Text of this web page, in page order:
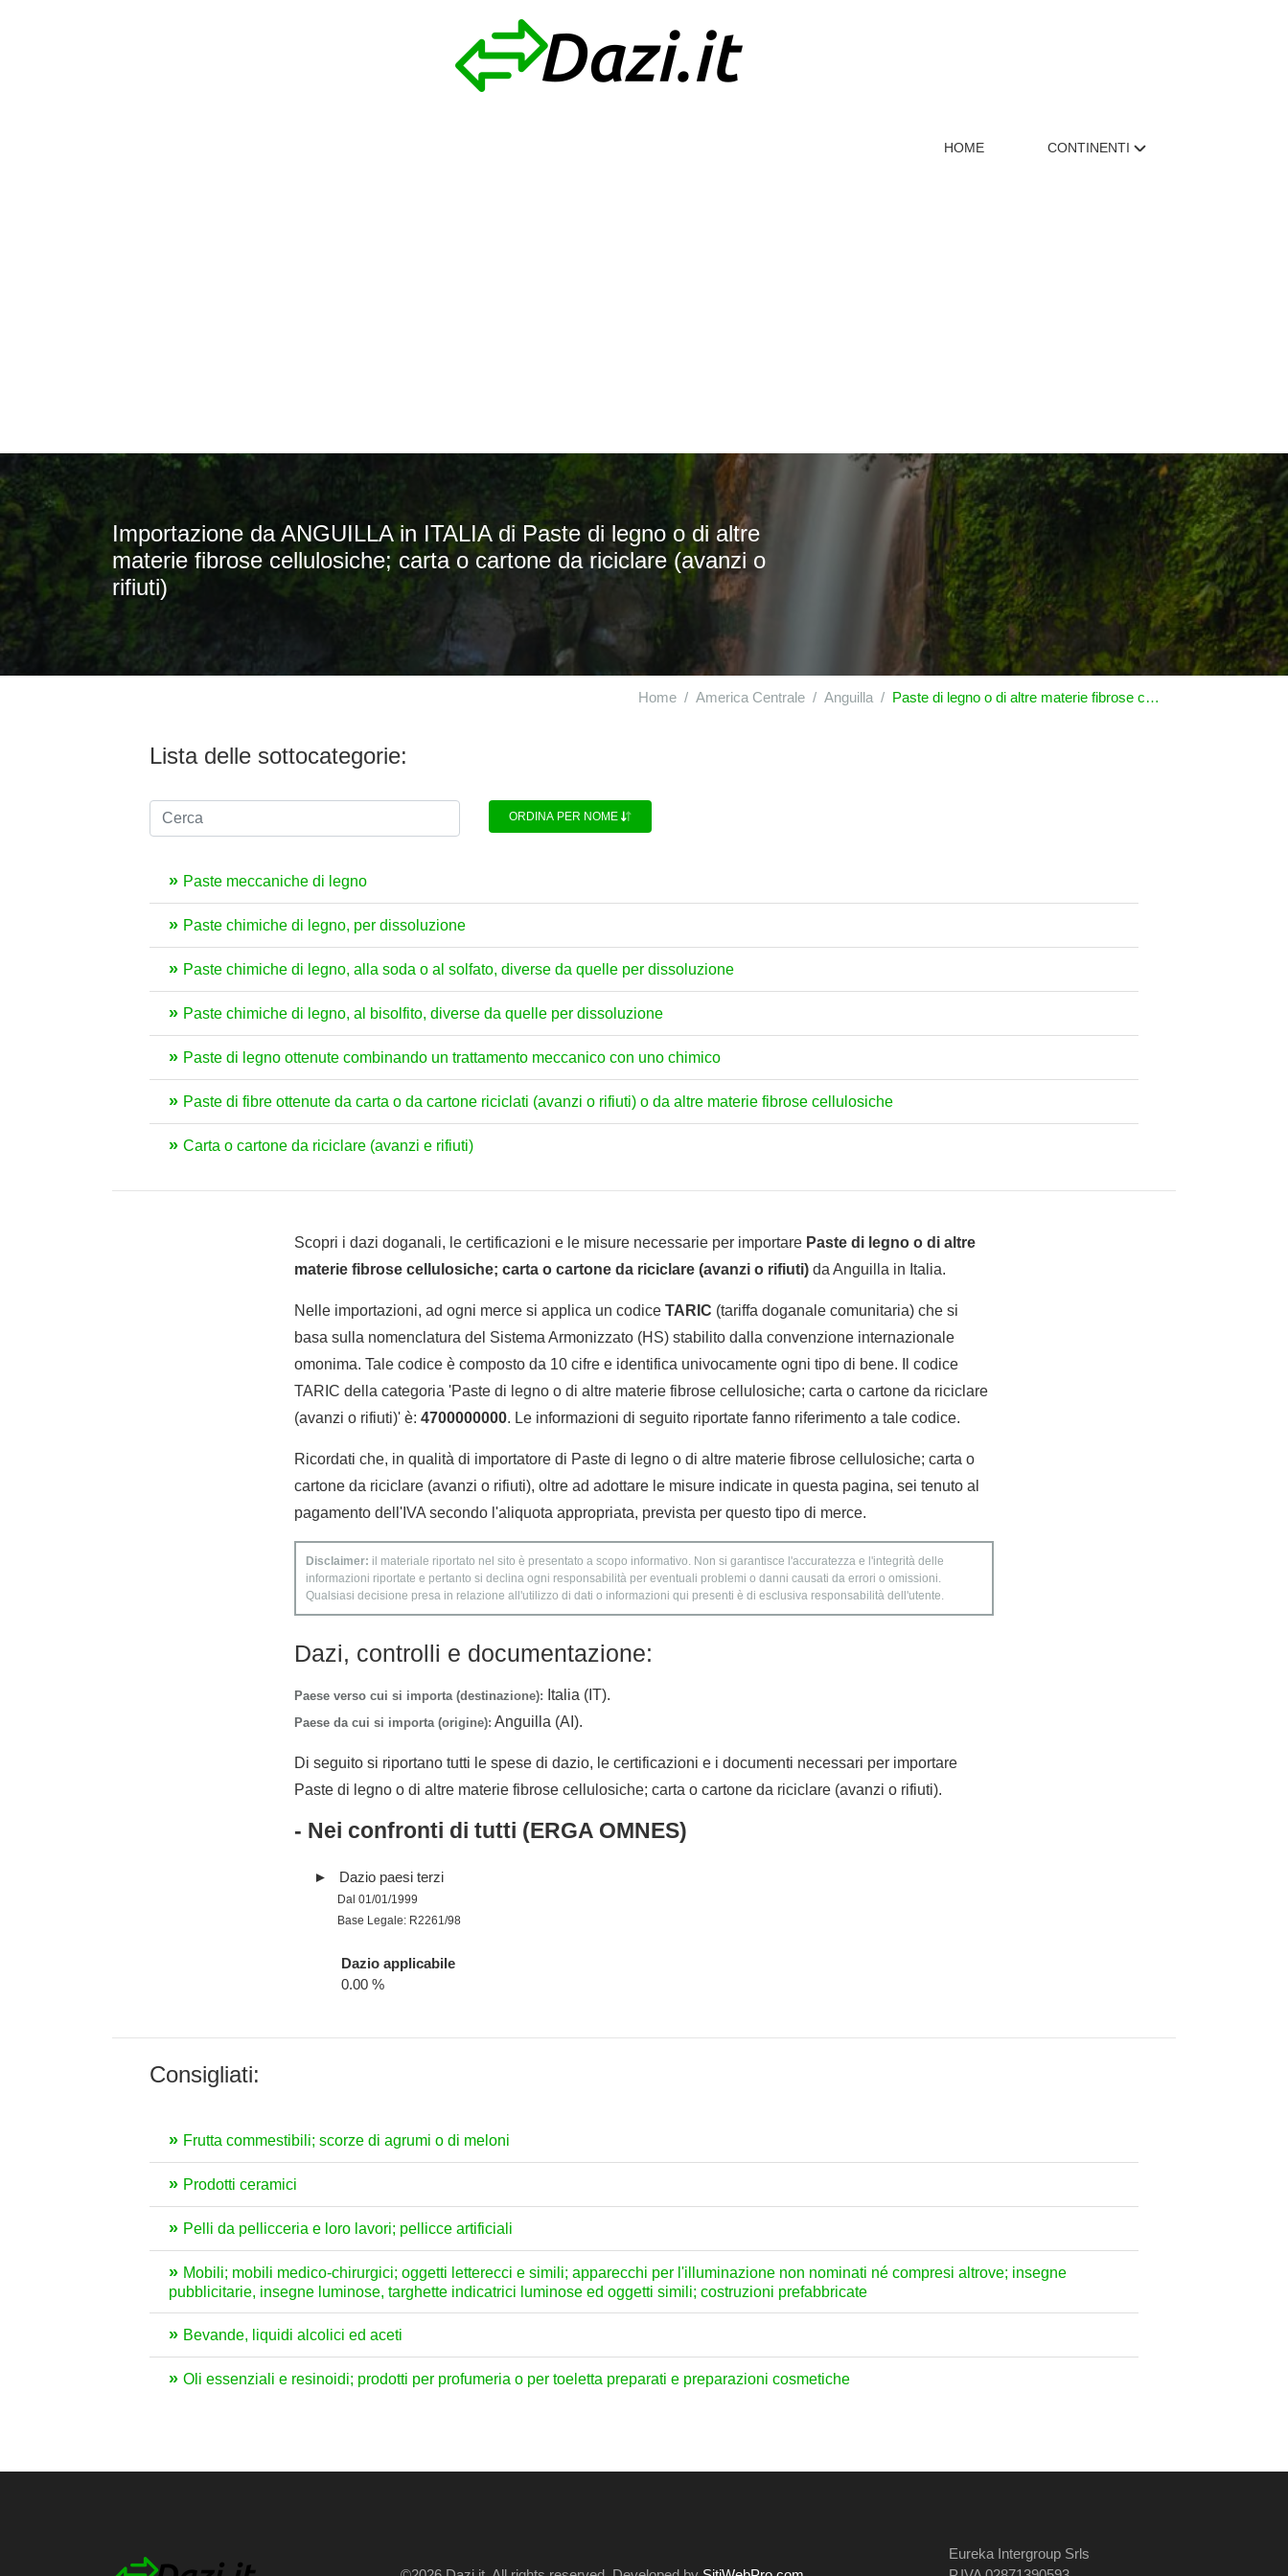
HOME CONTINENTI
Importazione da ANGUILLA in ITALIA di Paste di legno o di altre
materie fibrose cellulosiche; carta o cartone da riciclare (avanzi o
rifiuti)
Home America Centrale Anguilla Paste di legno o di altre materie fibrose cellulosiche; carta o cartone da riciclare (avanzi o rifiuti)
Lista delle sottocategorie:
ORDINA PER NOME
Paste meccaniche di legno
Paste chimiche di legno, per dissoluzione
Paste chimiche di legno, alla soda o al solfato, diverse da quelle per dissoluzione
Paste chimiche di legno, al bisolfito, diverse da quelle per dissoluzione
Paste di legno ottenute combinando un trattamento meccanico con uno chimico
Paste di fibre ottenute da carta o da cartone riciclati (avanzi o rifiuti) o da altre materie fibrose cellulosiche
Carta o cartone da riciclare (avanzi e rifiuti)
Scopri i dazi doganali, le certificazioni e le misure necessarie per importare Paste di legno o di altre
materie fibrose cellulosiche; carta o cartone da riciclare (avanzi o rifiuti) da Anguilla in Italia.
Nelle importazioni, ad ogni merce si applica un codice TARIC (tariffa doganale comunitaria) che si
basa sulla nomenclatura del Sistema Armonizzato (HS) stabilito dalla convenzione internazionale
omonima. Tale codice è composto da 10 cifre e identifica univocamente ogni tipo di bene. Il codice
TARIC della categoria 'Paste di legno o di altre materie fibrose cellulosiche; carta o cartone da riciclare
(avanzi o rifiuti)' è: 4700000000. Le informazioni di seguito riportate fanno riferimento a tale codice.
Ricordati che, in qualità di importatore di Paste di legno o di altre materie fibrose cellulosiche; carta o
cartone da riciclare (avanzi o rifiuti), oltre ad adottare le misure indicate in questa pagina, sei tenuto al
pagamento dell'IVA secondo l'aliquota appropriata, prevista per questo tipo di merce.
Disclaimer: il materiale riportato nel sito è presentato a scopo informativo. Non si garantisce l'accuratezza e l'integrità delle
informazioni riportate e pertanto si declina ogni responsabilità per eventuali problemi o danni causati da errori o omissioni.
Qualsiasi decisione presa in relazione all'utilizzo di dati o informazioni qui presenti è di esclusiva responsabilità dell'utente.
Dazi, controlli e documentazione:
Paese verso cui si importa (destinazione): Italia (IT).
Paese da cui si importa (origine): Anguilla (AI).
Di seguito si riportano tutti le spese di dazio, le certificazioni e i documenti necessari per importare
Paste di legno o di altre materie fibrose cellulosiche; carta o cartone da riciclare (avanzi o rifiuti).
- Nei confronti di tutti (ERGA OMNES)
Dazio paesi terzi
Dal 01/01/1999
Base Legale: R2261/98
Dazio applicabile
0.00 %
Consigliati:
Frutta commestibili; scorze di agrumi o di meloni
Prodotti ceramici
Pelli da pellicceria e loro lavori; pellicce artificiali
Mobili; mobili medico-chirurgici; oggetti letterecci e simili; apparecchi per l'illuminazione non nominati né compresi altrove; insegne
pubblicitarie, insegne luminose, targhette indicatrici luminose ed oggetti simili; costruzioni prefabbricate
Bevande, liquidi alcolici ed aceti
Oli essenziali e resinoidi; prodotti per profumeria o per toeletta preparati e preparazioni cosmetiche
Eureka Intergroup Srls